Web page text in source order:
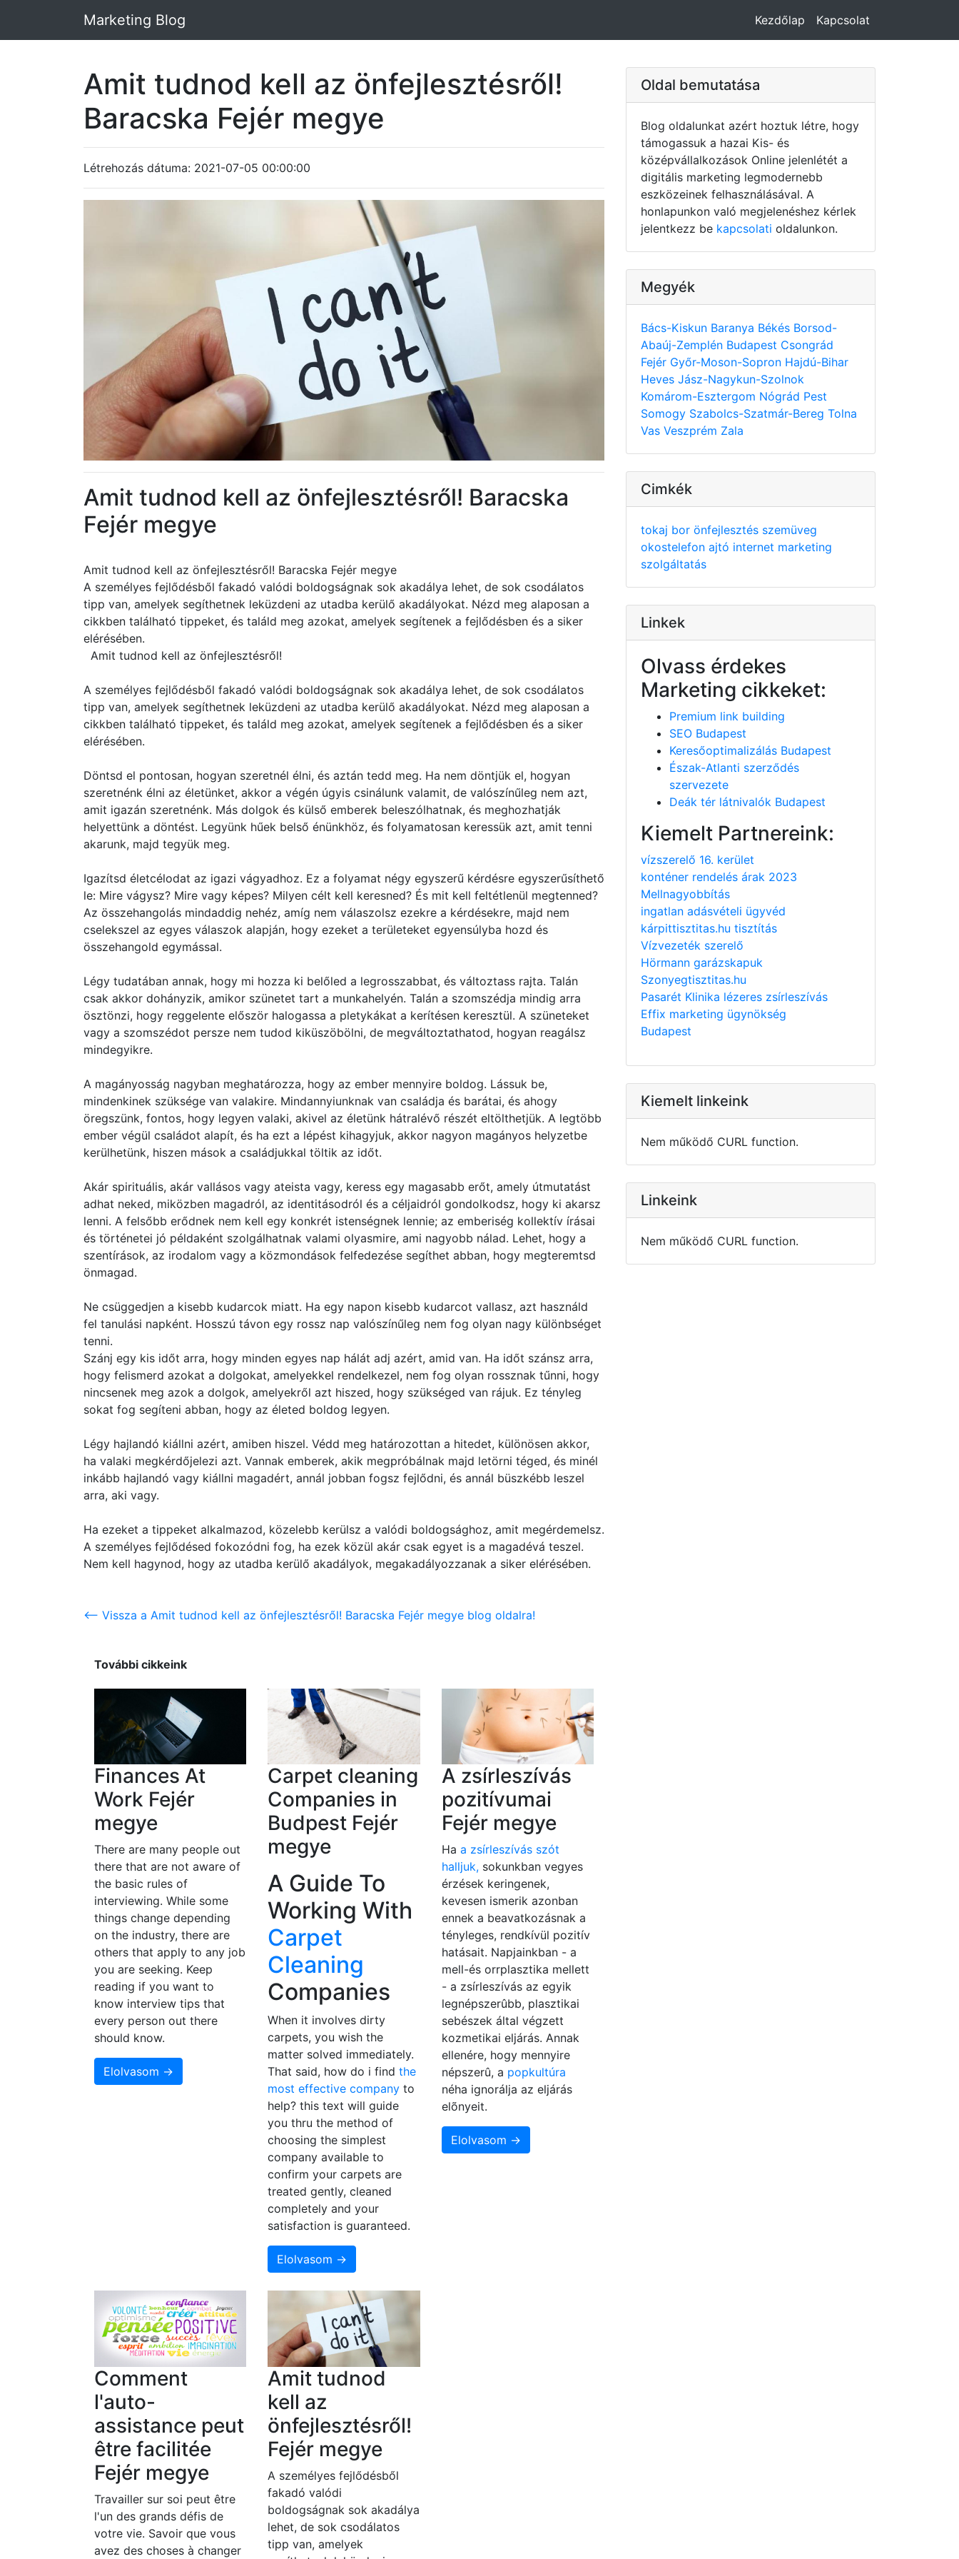
Marketing Blog Kezdőlap Kapcsolat
Amit tudnod kell az önfejlesztésről!
Baracska Fejér megye
Létrehozás dátuma: 2021-07-05 00:00:00
Amit tudnod kell az önfejlesztésről! Baracska
Fejér megye
Amit tudnod kell az önfejlesztésről! Baracska Fejér megye
A személyes fejlődésből fakadó valódi boldogságnak sok akadálya lehet, de sok csodálatos
tipp van, amelyek segíthetnek leküzdeni az utadba kerülő akadályokat. Nézd meg alaposan a
cikkben található tippeket, és találd meg azokat, amelyek segítenek a fejlődésben és a siker
elérésében.
Amit tudnod kell az önfejlesztésről!
A személyes fejlődésből fakadó valódi boldogságnak sok akadálya lehet, de sok csodálatos
tipp van, amelyek segíthetnek leküzdeni az utadba kerülő akadályokat. Nézd meg alaposan a
cikkben található tippeket, és találd meg azokat, amelyek segítenek a fejlődésben és a siker
elérésében.
Döntsd el pontosan, hogyan szeretnél élni, és aztán tedd meg. Ha nem döntjük el, hogyan
szeretnénk élni az életünket, akkor a végén úgyis csinálunk valamit, de valószínűleg nem azt,
amit igazán szeretnénk. Más dolgok és külső emberek beleszólhatnak, és meghozhatják
helyettünk a döntést. Legyünk hűek belső énünkhöz, és folyamatosan keressük azt, amit tenni
akarunk, majd tegyük meg.
Igazítsd életcélodat az igazi vágyadhoz. Ez a folyamat négy egyszerű kérdésre egyszerűsíthető
le: Mire vágysz? Mire vagy képes? Milyen célt kell keresned? És mit kell feltétlenül megtenned?
Az összehangolás mindaddig nehéz, amíg nem válaszolsz ezekre a kérdésekre, majd nem
cselekszel az egyes válaszok alapján, hogy ezeket a területeket egyensúlyba hozd és
összehangold egymással.
Légy tudatában annak, hogy mi hozza ki belőled a legrosszabbat, és változtass rajta. Talán
csak akkor dohányzik, amikor szünetet tart a munkahelyén. Talán a szomszédja mindig arra
ösztönzi, hogy reggelente először halogassa a pletykákat a kerítésen keresztül. A szüneteket
vagy a szomszédot persze nem tudod kiküszöbölni, de megváltoztathatod, hogyan reagálsz
mindegyikre.
A magányosság nagyban meghatározza, hogy az ember mennyire boldog. Lássuk be,
mindenkinek szüksége van valakire. Mindannyiunknak van családja és barátai, és ahogy
öregszünk, fontos, hogy legyen valaki, akivel az életünk hátralévő részét eltölthetjük. A legtöbb
ember végül családot alapít, és ha ezt a lépést kihagyjuk, akkor nagyon magányos helyzetbe
kerülhetünk, hiszen mások a családjukkal töltik az időt.
Akár spirituális, akár vallásos vagy ateista vagy, keress egy magasabb erőt, amely útmutatást
adhat neked, miközben magadról, az identitásodról és a céljaidról gondolkodsz, hogy ki akarsz
lenni. A felsőbb erődnek nem kell egy konkrét istenségnek lennie; az emberiség kollektív írásai
és történetei jó példaként szolgálhatnak valami olyasmire, ami nagyobb nálad. Lehet, hogy a
szentírások, az irodalom vagy a közmondások felfedezése segíthet abban, hogy megteremtsd
önmagad.
Ne csüggedjen a kisebb kudarcok miatt. Ha egy napon kisebb kudarcot vallasz, azt használd
fel tanulási napként. Hosszú távon egy rossz nap valószínűleg nem fog olyan nagy különbséget
tenni.
Szánj egy kis időt arra, hogy minden egyes nap hálát adj azért, amid van. Ha időt szánsz arra,
hogy felismerd azokat a dolgokat, amelyekkel rendelkezel, nem fog olyan rossznak tűnni, hogy
nincsenek meg azok a dolgok, amelyekről azt hiszed, hogy szükséged van rájuk. Ez tényleg
sokat fog segíteni abban, hogy az életed boldog legyen.
Légy hajlandó kiállni azért, amiben hiszel. Védd meg határozottan a hitedet, különösen akkor,
ha valaki megkérdőjelezi azt. Vannak emberek, akik megpróbálnak majd letörni téged, és minél
inkább hajlandó vagy kiállni magadért, annál jobban fogsz fejlődni, és annál büszkébb leszel
arra, aki vagy.
Ha ezeket a tippeket alkalmazod, közelebb kerülsz a valódi boldogsághoz, amit megérdemelsz.
A személyes fejlődésed fokozódni fog, ha ezek közül akár csak egyet is a magadévá teszel.
Nem kell hagynod, hogy az utadba kerülő akadályok, megakadályozzanak a siker elérésében.
<-- Vissza a Amit tudnod kell az önfejlesztésről! Baracska Fejér megye blog oldalra!
További cikkeink
Finances At
Work Fejér
megye
There are many people out
there that are not aware of
the basic rules of
interviewing. While some
things change depending
on the industry, there are
others that apply to any job
you are seeking. Keep
reading if you want to
know interview tips that
every person out there
should know.
Elolvasom →
Carpet cleaning
Companies in
Budpest Fejér
megye
A Guide To
Working With
Carpet
Cleaning
Companies
When it involves dirty
carpets, you wish the
matter solved immediately.
That said, how do i findthe
most effective company to
help? this text will guide
you thru the method of
choosing the simplest
company available to
confirm your carpets are
treated gently, cleaned
completely and your
satisfaction is guaranteed.
Elolvasom →
A zsírleszívás
pozitívumai
Fejér megye
Ha a zsírleszívás szót
halljuk,sokunkban vegyes
érzések keringenek,
kevesen ismerik azonban
ennek a beavatkozásnak a
tényleges, rendkívül pozitív
hatásait. Napjainkban - a
mell-és orrplasztika mellett
- a zsírleszívás az egyik
legnépszerûbb, plasztikai
sebészek által végzett
kozmetikai eljárás. Annak
ellenére, hogy mennyire
népszerû, a popkultúra
néha ignorálja az eljárás
elõnyeit.
Elolvasom →
Comment
l'auto-
assistance peut
être facilitée
Fejér megye
Travailler sur soi peut être
l'un des grands défis de
votre vie. Savoir que vous
avez des choses à changer
Amit tudnod
kell az
önfejlesztésről!
Fejér megye
A személyes fejlődésből
fakadó valódi
boldogságnak sok akadálya
lehet, de sok csodálatos
tipp van, amelyek
Oldal bemutatása
Blog oldalunkat azért hoztuk létre, hogy
támogassuk a hazai Kis- és
középvállalkozások Online jelenlétét a
digitális marketing legmodernebb
eszközeinek felhasználásával. A
honlapunkon való megjelenéshez kérlek
jelentkezz be kapcsolati oldalunkon.
Megyék
Bács-Kiskun Baranya Békés Borsod-
Abaúj-Zemplén Budapest Csongrád
Fejér Győr-Moson-Sopron Hajdú-Bihar
Heves Jász-Nagykun-Szolnok
Komárom-Esztergom Nógrád Pest
Somogy Szabolcs-Szatmár-Bereg Tolna
Vas Veszprém Zala
Cimkék
tokaj bor önfejlesztés szemüveg
okostelefon ajtó internet marketing
szolgáltatás
Linkek
Olvass érdekes
Marketing cikkeket:
Premium link building
SEO Budapest
Keresőoptimalizálás Budapest
Észak-Atlanti szerződés
szervezete
Deák tér látnivalók Budapest
Kiemelt Partnereink:
vízszerelő 16. kerület
konténer rendelés árak 2023
Mellnagyobbítás
ingatlan adásvételi ügyvéd
kárpittisztitas.hu tisztítás
Vízvezeték szerelő
Hörmann garázskapuk
Szonyegtisztitas.hu
Pasarét Klinika lézeres zsírleszívás
Effix marketing ügynökség
Budapest
Kiemelt linkeink
Nem működő CURL function.
Linkeink
Nem működő CURL function.